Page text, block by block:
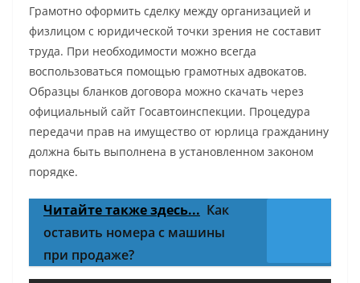
Грамотно оформить сделку между организацией и
физлицом с юридической точки зрения не составит
труда. При необходимости можно всегда
воспользоваться помощью грамотных адвокатов.
Образцы бланков договора можно скачать через
официальный сайт Госавтоинспекции. Процедура
передачи прав на имущество от юрлица гражданину
должна быть выполнена в установленном законом
порядке.
Читайте также здесь... Как
оставить номера с машины
при продаже?